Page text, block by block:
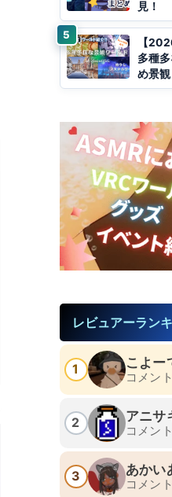
見！
【
多種
め景
レビュアーラン
1 こよー
コメン
2 アニサ
コメン
3 あかい
コメン